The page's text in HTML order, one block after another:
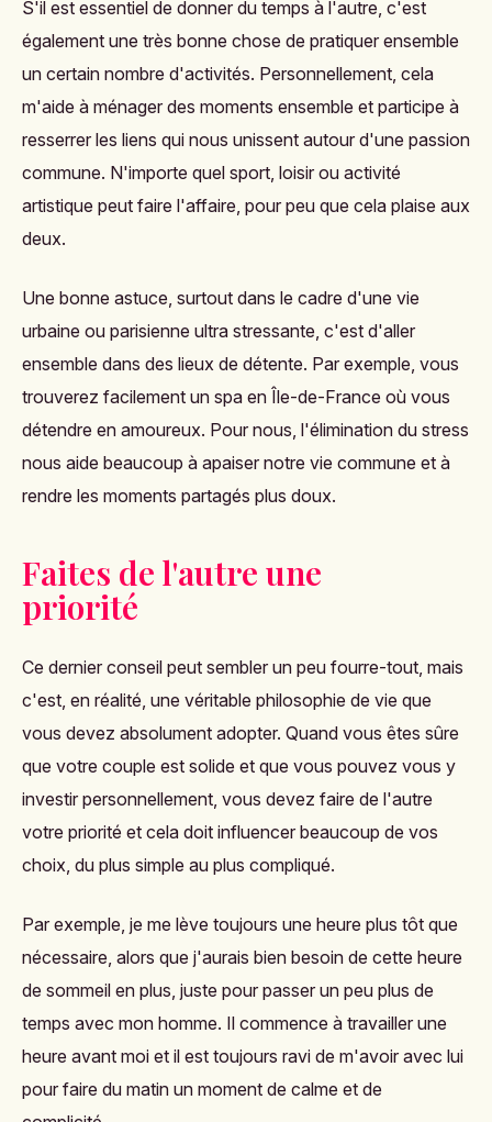
S'il est essentiel de donner du temps à l'autre, c'est
également une très bonne chose de pratiquer ensemble
un certain nombre d'activités. Personnellement, cela
m'aide à ménager des moments ensemble et participe à
resserrer les liens qui nous unissent autour d'une passion
commune. N'importe quel sport, loisir ou activité
artistique peut faire l'affaire, pour peu que cela plaise aux
deux.
Une bonne astuce, surtout dans le cadre d'une vie
urbaine ou parisienne ultra stressante, c'est d'aller
ensemble dans des lieux de détente. Par exemple, vous
trouverez facilement un spa en Île-de-France où vous
détendre en amoureux. Pour nous, l'élimination du stress
nous aide beaucoup à apaiser notre vie commune et à
rendre les moments partagés plus doux.
Faites de l'autre une
priorité
Ce dernier conseil peut sembler un peu fourre-tout, mais
c'est, en réalité, une véritable philosophie de vie que
vous devez absolument adopter. Quand vous êtes sûre
que votre couple est solide et que vous pouvez vous y
investir personnellement, vous devez faire de l'autre
votre priorité et cela doit influencer beaucoup de vos
choix, du plus simple au plus compliqué.
Par exemple, je me lève toujours une heure plus tôt que
nécessaire, alors que j'aurais bien besoin de cette heure
de sommeil en plus, juste pour passer un peu plus de
temps avec mon homme. Il commence à travailler une
heure avant moi et il est toujours ravi de m'avoir avec lui
pour faire du matin un moment de calme et de